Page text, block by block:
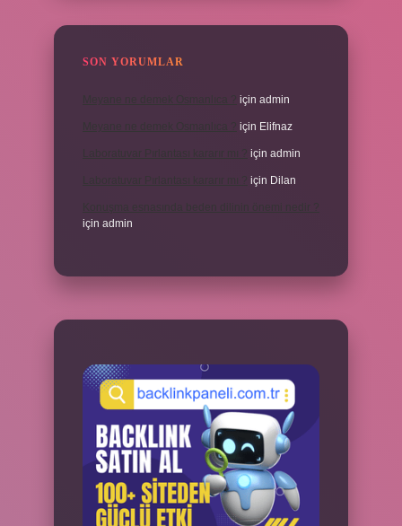
SON YORUMLAR
için admin
için Elifnaz
için admin
için Dilan
için admin